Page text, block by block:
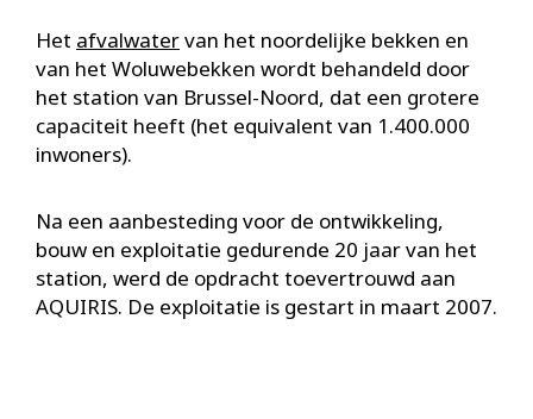
Het afvalwatervan het noordelijke bekken en
van het Woluwebekken wordt behandeld door
het station van Brussel-Noord, dat een grotere
capaciteit heeft (het equivalent van 1.400.000
inwoners).
Na een aanbesteding voor de ontwikkeling,
bouw en exploitatie gedurende 20 jaar van het
station, werd de opdracht toevertrouwd aan
AQUIRIS. De exploitatie is gestart in maart 2007.